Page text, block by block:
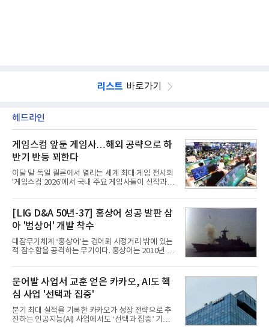
리스트 바로가기
헤드라인
게임스컴 앞둔 게임사…해외 공략으로 하
반기 반등 꾀한다
이달 말 독일 쾰른에서 열리는 세계 최대 게임 전시회
'게임스컴 2026'에서 국내 주요 게임사들이 신작과 글
체별로 엇갈린 가운데 하반기 신작 흥행과 해외 시장
성과가 실적을 좌우할 핵심 변수로 떠오르고 있다.8일
업계에 따르면 올해 상반기 게임업계는 기업별 성적
표가 크게 갈렸다. 대표적으로 크래프톤은 'PUBG: 배
틀그라운드'의 안정적인 성장에 힘입어 상반기 연결
기준 매출 2조6616억원, 영업이익 9725억원으로 역
대 최대 실적을 기록했다. 엔씨도 올해 출시한 '아이온
동기 대
[LIG D&A 50년-37] 홍상어 성공 발판 삼
아 '범상어' 개발 착수
대잠무기체계 ‘홍상어’는 경어뢰 사정거리 밖에 있는
적 잠수함을 공격하는 무기이다. 홍상어는 2010년 넥
이뤄졌다. 이후 2012년 한국형 구축함(KDX-1) 이상
의 함정에 실전 배치됐다.그해 7월 해군은 동해상에서
성능 검증을 위해 홍상어 시험발사를 실시했다. 이때
홍상어가 목표 지점에서 입수한 후 표적을 타격하지
못하고 물속에서 멈춰버리는 예상 밖의 일이 벌어졌
다. 2차 품질확인 사격 시험에서도 만족스러운 결과를
얻지 못했다. 완벽한 신뢰성 확보를 위해 LIG넥스원은
문어발 사업서 교훈 얻은 카카오, AI도 핵
심 사업 '선택과 집중'
분기 최대 실적을 기록한 카카오가 성장 전략으로 추
진하는 인공지능(AI) 사업에서도 ‘선택과 집중’ 기조